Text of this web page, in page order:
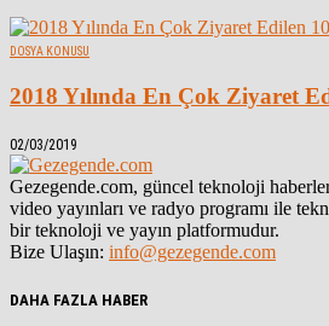
DOSYA KONUSU
2018 Yılında En Çok Ziyaret
02/03/2019
Gezegende.com, güncel teknoloji
video yayınları ve radyo programı ile
bir teknoloji ve yayın platformudur.
Bize Ulaşın: info@gezegende.com
DAHA FAZLA HABER